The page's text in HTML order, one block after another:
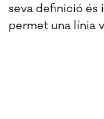
seva definició és
permet una línia